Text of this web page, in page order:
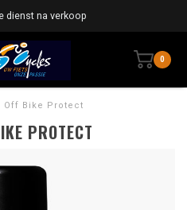
dienst na verkoop
0
Off Bike Protect
PROTECT